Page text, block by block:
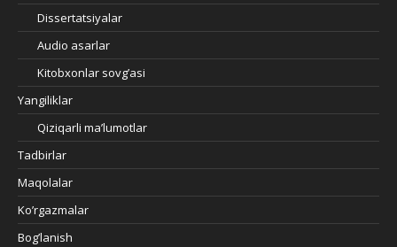
Dissertatsiyalar
Audio asarlar
Kitobxonlar sovg’asi
Yangiliklar
Qiziqarli ma’lumotlar
Tadbirlar
Maqolalar
Ko’rgazmalar
Bog’lanish